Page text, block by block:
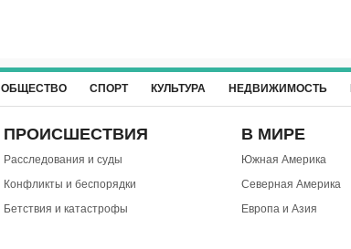
ОБЩЕСТВО СПОРТ КУЛЬТУРА НЕДВИЖИМОСТЬ
ПРОИСШЕСТВИЯ
Расследования и суды
Конфликты и беспорядки
Бетствия и катастрофы
В МИРЕ
Южная Америка
Северная Америка
Европа и Азия